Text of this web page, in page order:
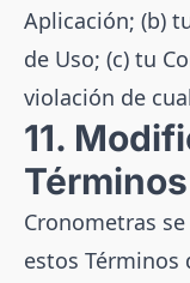
Aplicación; (b)
de Uso; (c) tu
violación de
11.
Cronometras
estos Términos